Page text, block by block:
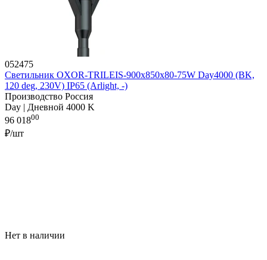
052475
Светильник OXOR-TRILEIS-900x850х80-75W Day4000 (BK,
120 deg, 230V) IP65 (Arlight, -)
Производство Россия
Day | Дневной 4000 K
96 01800
₽/шт
Нет в наличии